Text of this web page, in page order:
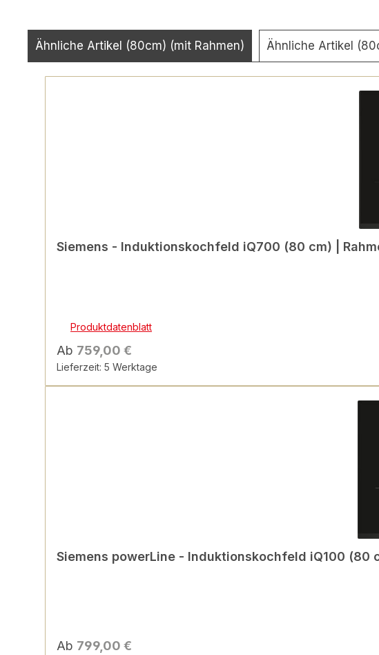
Ähnliche Artikel (80cm) (mit Rahmen) Ähnliche Artikel
Siemens - Induktionskochfeld iQ700 (80 cm) |
Produktdatenblatt
Ab 759,00 €
Lieferzeit: 5 Werktage
Siemens powerLine - Induktionskochfeld iQ100 (80
Ab 799,00 €